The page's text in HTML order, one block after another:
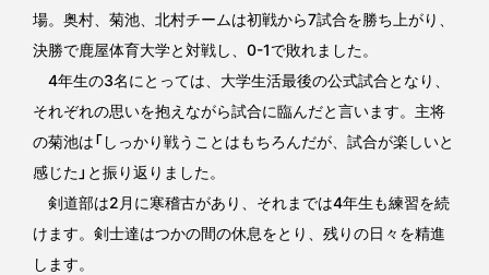
場。奥村、菊池、北村チームは初戦から7試合を勝ち上がり、
決勝で鹿屋体育大学と対戦し、0-1で敗れました。
4年生の3名にとっては、大学生活最後の公式試合となり、
それぞれの思いを抱えながら試合に臨んだと言います。主将
の菊池は「しっかり戦うことはもちろんだが、試合が楽しいと
感じた」と振り返りました。
剣道部は2月に寒稽古があり、それまでは4年生も練習を続
けます。剣士達はつかの間の休息をとり、残りの日々を精進
します。